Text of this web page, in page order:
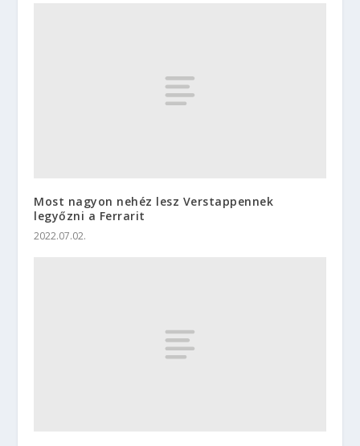
Most nagyon nehéz lesz Verstappennek
legyőzni a Ferrarit
2022.07.02.